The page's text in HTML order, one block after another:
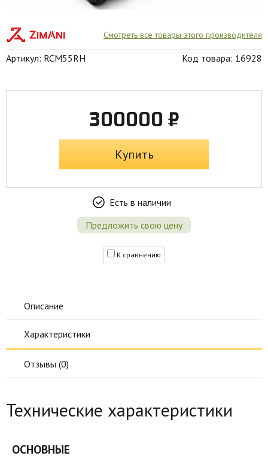
Смотреть все товары этого производителя
Артикул: RCM55RH Код товара: 16928
300000 ₽
Купить
Есть в наличии
Предложить свою цену
К сравнению
Описание
Характеристики
Отзывы (0)
Технические характеристики
ОСНОВНЫЕ